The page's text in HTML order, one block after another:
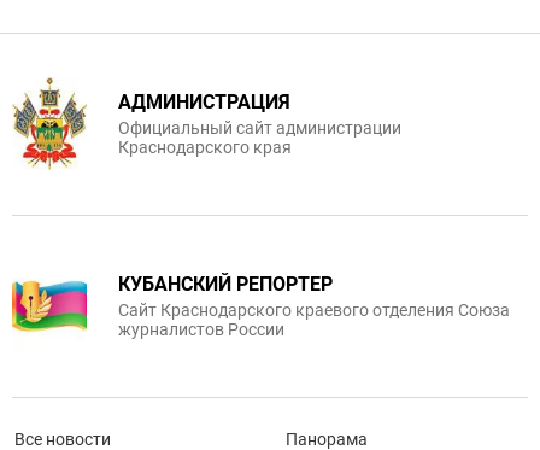
АДМИНИСТРАЦИЯ
Официальный сайт администрации
Краснодарского края
КУБАНСКИЙ РЕПОРТЕР
Сайт Краснодарского краевого отделения Союза
журналистов России
Все новости Панорама